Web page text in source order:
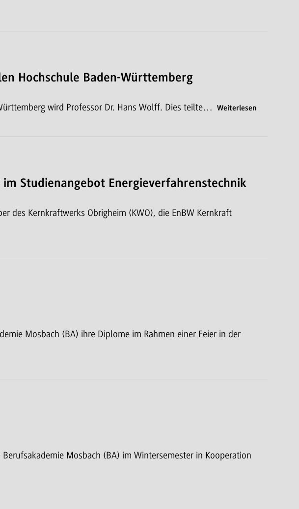
Hochschule Baden-Württemberg
wird Professor Dr. Hans Wolff. Dies teilte… Weiterlesen
Studienangebot Energieverfahrenstechnik
des Kernkraftwerks Obrigheim (KWO), die EnBW Kernkraft
Mosbach (BA) ihre Diplome im Rahmen einer Feier in der
Mosbach (BA) im Wintersemester in Kooperation